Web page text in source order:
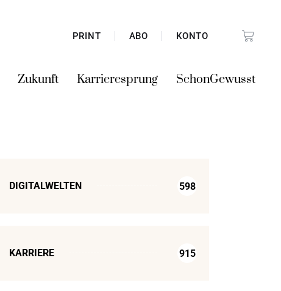
PRINT ABO KONTO
Zukunft Karrieresprung SchonGewusst
DIGITALWELTEN 598
KARRIERE 915